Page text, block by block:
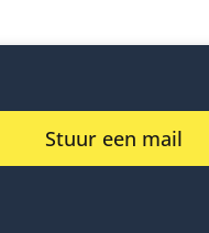
Stuur een mail